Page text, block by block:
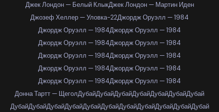
Джек Лондон — Белый КлыкДжек Лондон — Мартин Иден
Джозеф Хеллер — Уловка-22Джордж Оруэлл — 1984
Джордж Оруэлл — 1984Джордж Оруэлл — 1984
Джордж Оруэлл — 1984Джордж Оруэлл — 1984
Джордж Оруэлл — 1984Джордж Оруэлл — 1984
Джордж Оруэлл — 1984Джордж Оруэлл — 1984
Джордж Оруэлл — 1984Джордж Оруэлл — 1984
Донна Тартт — ЩеголДубайДубайДубайДубайДубайДубайДубай
ДубайДубайДубайДубайДубайДубайДубайДубайДубайДубайДубай